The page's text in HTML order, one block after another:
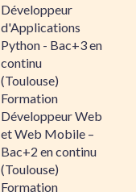
Développeur
d'Applications
Python - Bac+3 en
continu
(Toulouse)
Formation
Développeur Web
et Web Mobile –
Bac+2 en continu
(Toulouse)
Formation